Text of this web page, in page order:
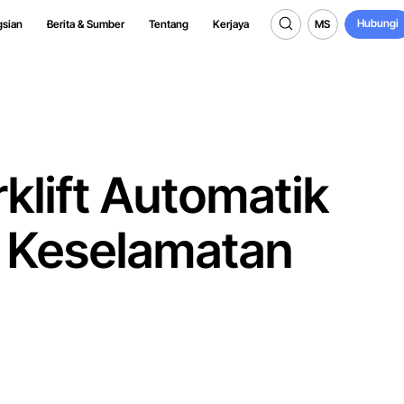
Berita & Sumber Tentang Kerjaya
MS
MS
Hubungi
Hubungi
Automatik